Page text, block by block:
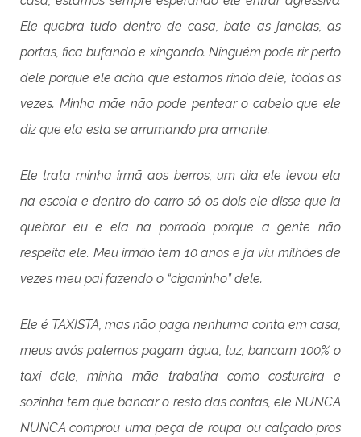
Ele quebra tudo dentro de casa, bate as janelas, as
portas, fica bufando e xingando. Ninguém pode rir perto
dele porque ele acha que estamos rindo dele, todas as
vezes. Minha mãe não pode pentear o cabelo que ele
diz que ela esta se arrumando pra amante.
Ele trata minha irmã aos berros, um dia ele levou ela
na escola e dentro do carro só os dois ele disse que ia
quebrar eu e ela na porrada porque a gente não
respeita ele. Meu irmão tem 10 anos e ja viu milhões de
vezes meu pai fazendo o “cigarrinho” dele.
Ele é TAXISTA, mas não paga nenhuma conta em casa,
meus avós paternos pagam água, luz, bancam 100% o
taxi dele, minha mãe trabalha como costureira e
sozinha tem que bancar o resto das contas, ele NUNCA
NUNCA comprou uma peça de roupa ou calçado pros